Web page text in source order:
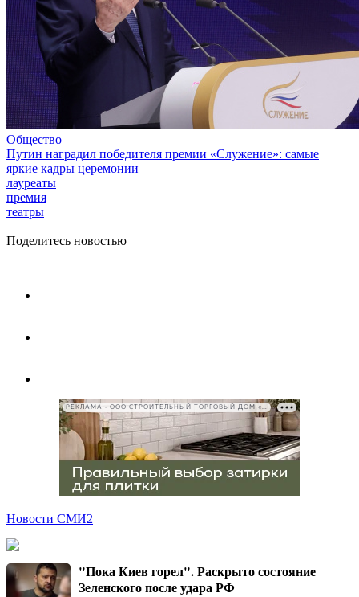
Общество
Путин наградил победителя премии «Служение»: самые
яркие кадры церемонии
лауреаты
премия
театры
Поделитесь новостью
РЕКЛАМА • ООО СТРОИТЕЛЬНЫЙ ТОРГОВЫЙ ДОМ «ПЕТРОВИЧ», ИНН 7802348846
Новости СМИ2
"Пока Киев горел". Раскрыто состояние
Зеленского после удара РФ